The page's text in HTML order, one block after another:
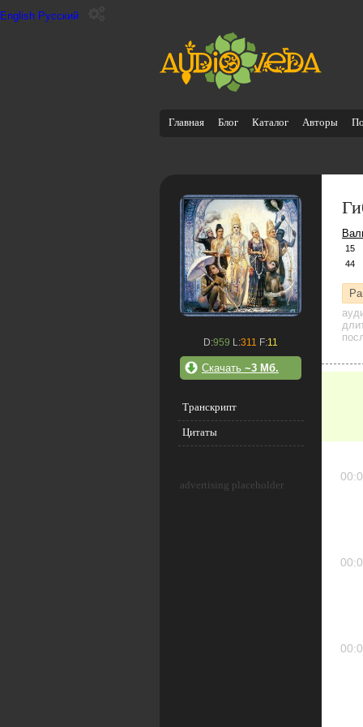
English Русский
Главная Блог Каталог Авторы
D:959 L:311 F:11
Скачать ~3 Мб.
Транскрипт
Цитаты
advertising placeholder
15
44